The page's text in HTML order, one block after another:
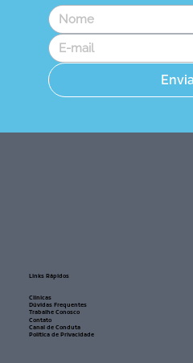
Superdotação: o
e como identificar
Links Rápidos
Clínicas
Dúvidas Frequentes
Trabalhe Conosco
Contato
Canal de Conduta
Política de Privacidade